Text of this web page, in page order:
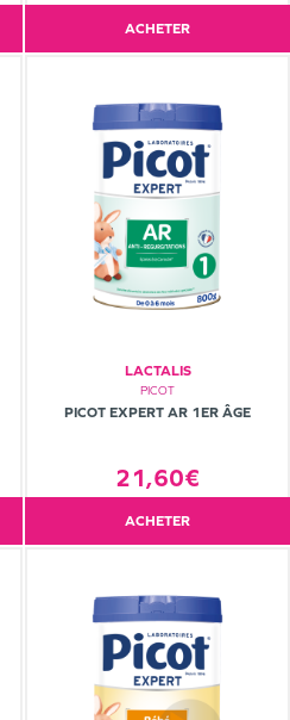
ACHETER
LACTALIS
PICOT
PICOT EXPERT AR 1ER ÂGE
21,60€
ACHETER